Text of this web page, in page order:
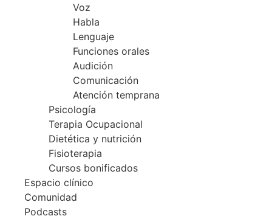
Voz
Habla
Lenguaje
Funciones orales
Audición
Comunicación
Atención temprana
Psicología
Terapia Ocupacional
Dietética y nutrición
Fisioterapia
Cursos bonificados
Espacio clínico
Comunidad
Podcasts